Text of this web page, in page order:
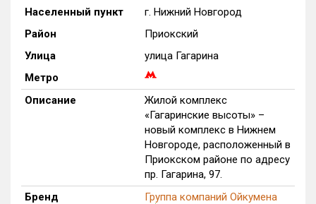
Только новые
от
с продажами
Населенный пункт
г. Нижний Новгород
Район
Приокский
Улица
улица Гагарина
Метро
Описание
Жилой комплекс
«Гагаринские высоты» –
новый комплекс в Нижнем
Новгороде, расположенный в
Приокском районе по адресу
пр. Гагарина, 97.
Бренд
Группа компаний Ойкумена